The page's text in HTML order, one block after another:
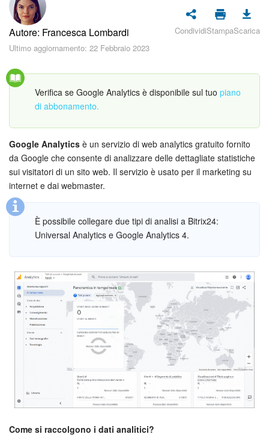
Piani e pagamento
Sicurezza in Bitrix24
CoPilot: IA in Bitrix24
Messenger
Collab
Bitrix24 Drive
Webmail
Gruppi di lavoro
Incarichi e progetti
Autore: Francesca Lombardi
Ultimo aggiornamento: 22 Febbraio 2023
CondividiStampaScarica
Verifica se Google Analytics è disponibile sul tuo piano
di abbonamento.
Google Analytics è un servizio di web analytics gratuito fornito
da Google che consente di analizzare delle dettagliate statistiche
sui visitatori di un sito web. Il servizio è usato per il marketing su
internet e dai webmaster.
È possibile collegare due tipi di analisi a Bitrix24:
Universal Analytics e Google Analytics 4.
Come si raccolgono i dati analitici?